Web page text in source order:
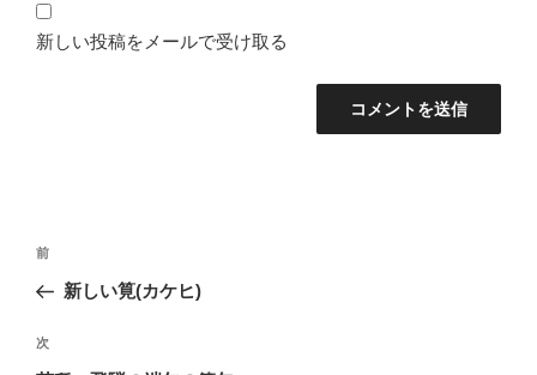
新しい投稿をメールで受け取る
稿
ナ
ゲ
前
の
稿
前
新しい筧(カケヒ)
次
次